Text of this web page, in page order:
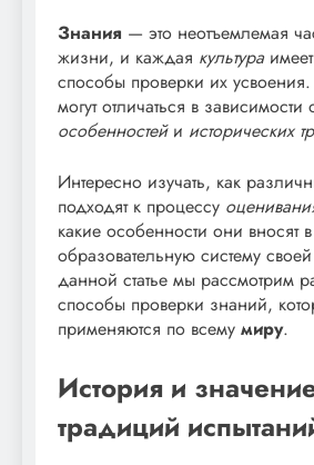
Знания — это неотъемлемая
жизни, и каждая культура
способы проверки их
могут отличаться в зависимости
особенностейи исторических
Интересно изучать, как
подходят к процессу
какие особенности они вносят в
образовательную систему
данной статье мы рассмотрим
способы проверки знаний,
применяются по всему миру.
История и
традиций